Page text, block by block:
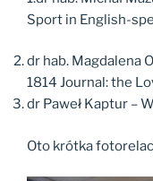
Sport in English-
dr hab. Magdalena
1814 Journal: the
dr Paweł Kaptur –
Oto krótka